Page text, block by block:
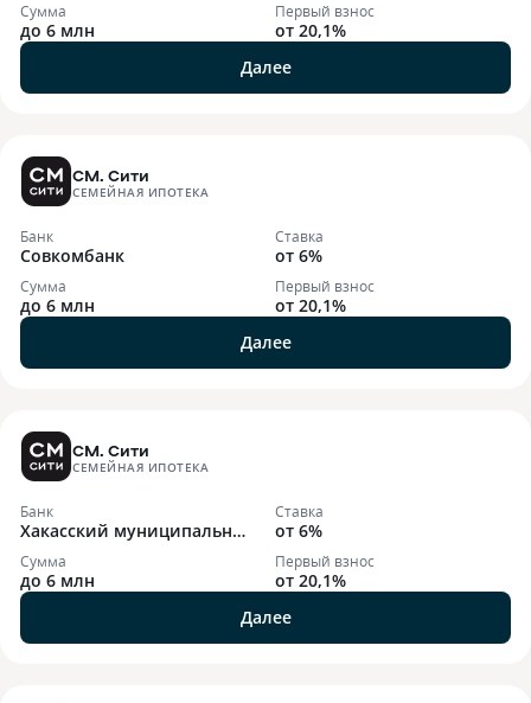
Сумма
до 6 млн
Первый взнос
от 20,1%
Далее
СМ. Сити
СЕМЕЙНАЯ ИПОТЕКА
Банк
Совкомбанк
Ставка
от 6%
Сумма
до 6 млн
Первый взнос
от 20,1%
Далее
СМ. Сити
СЕМЕЙНАЯ ИПОТЕКА
Банк
Хакасский муниципальны
й банк
Ставка
от 6%
Сумма
до 6 млн
Первый взнос
от 20,1%
Далее